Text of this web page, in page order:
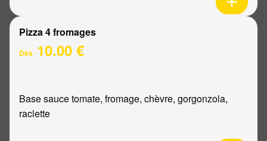
Pizza 4 fromages
Dès 10.00 €
Base sauce tomate, fromage, chèvre, gorgonzola,
raclette